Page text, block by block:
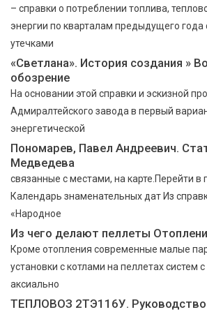
– справки о потреблении топлива,
энергии по кварталам предыдущего года
утечками
«Светлана». История создания »
обозрение
На основании этой справки и эскизной
Адмиралтейского завода в первый
энергетической
Пономарев, Павел Андреевич.
Медведева
связанные с местами, на карте.Перейти в
Календарь знаменательных дат Из
«Народное
Из чего делают пеллеты
Кроме отопления современные малые
установки с котлами на пеллетах
аксиально
ТЕПЛОВОЗ 2ТЭ116У. Руководство